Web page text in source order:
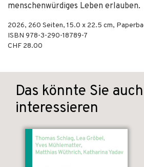
menschenwürdiges Leben erlauben.
2026, 260 Seiten, 15.0 x 22.5 cm,
ISBN 978-3-290-18789-7
CHF 28.00
Das könnte Sie auch
interessieren